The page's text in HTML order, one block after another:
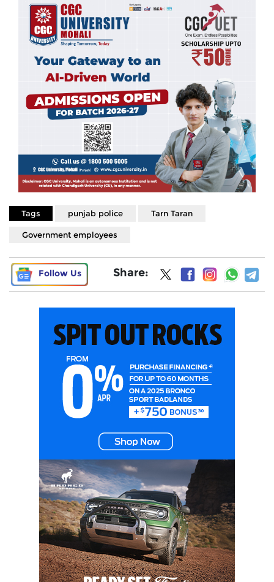
Tags punjab police Tarn Taran
Government employees
Follow Us Share: